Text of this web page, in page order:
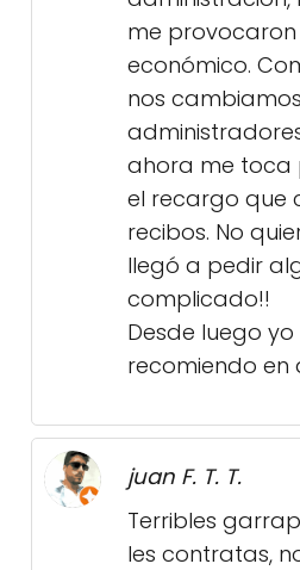
me provocaron
económico.
nos
ahora me toca
el recargo que
recibos. No
llegó a pedir
complicado!!
Desde luego yo
recomiendo en
juan F. T. T.
Terribles
les contratas,